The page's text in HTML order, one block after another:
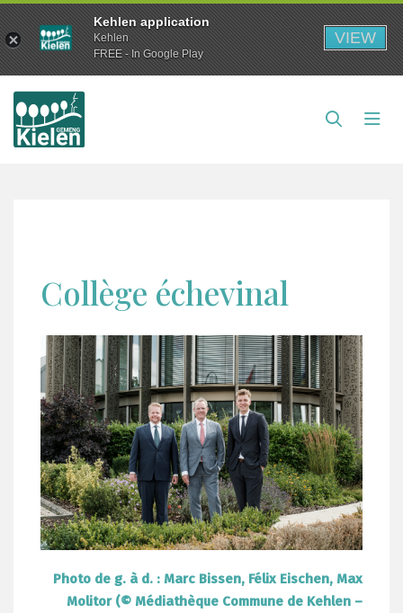
Kehlen application
Kehlen
FREE - In Google Play
VIEW
Collège échevinal
Photo de g. à d. : Marc Bissen, Félix Eischen, Max
Molitor (© Médiathèque Commune de Kehlen –